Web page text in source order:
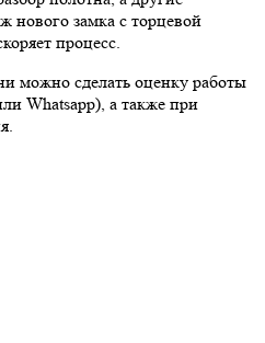
нового замка с торцевой
процесс.
можно сделать оценку работы
Whatsapp), а также при